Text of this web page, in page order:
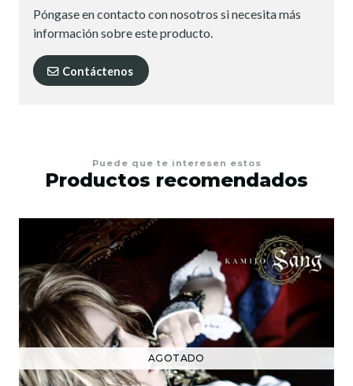
Póngase en contacto con nosotros si necesita más
información sobre este producto.
Contáctenos
Puede que te interesen estos
Productos recomendados
AGOTADO